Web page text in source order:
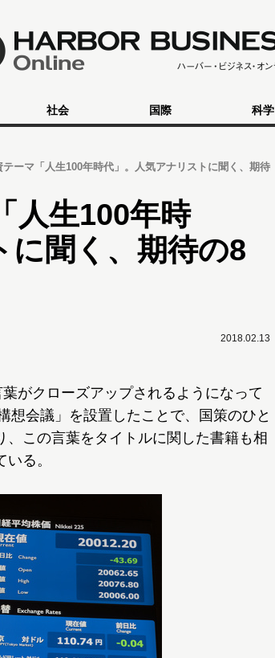
社会 国際 科学
テーマ「人生100年時代」。人気アナリストに聞く、期待
人生100年時
に聞く、期待の8
2018.02.13
がクローズアップされるようになって
想会議」を設置したことで、国策のひと
この言葉をタイトルに関した書籍も相
る。